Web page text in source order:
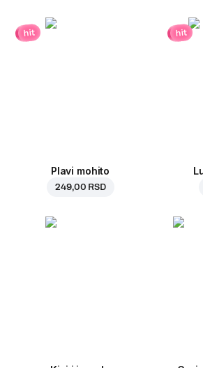
hit
Plavi mohito
249,00 RSD
hit